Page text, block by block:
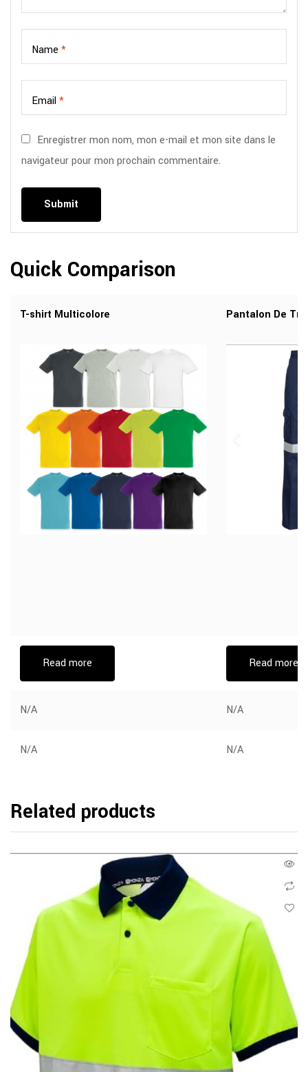
Name *
Email*
Enregistrer mon nom, mon e-mail et mon site dans le
navigateur pour mon prochain commentaire.
Quick Comparison
T-shirt Multicolore Pantalon De
Read more Read more
N/A N/A
N/A N/A
Related products